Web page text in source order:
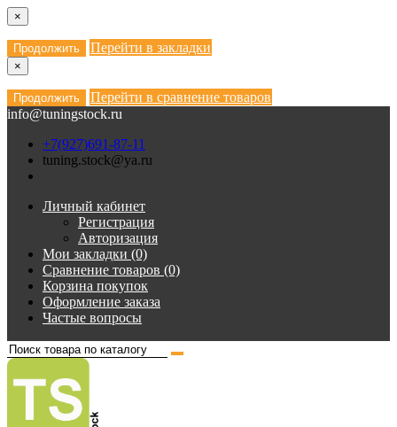
×
Продолжить Перейти в закладки
×
Продолжить
Перейти в сравнение товаров
info@tuningstock.ru
+7(927)691-87-11
tuning.stock@ya.ru
Личный кабинет
Регистрация
Авторизация
Мои закладки (0)
Сравнение товаров (0)
Корзина покупок
Оформление заказа
Частые вопросы